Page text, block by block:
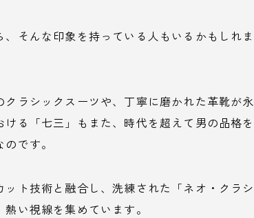
そんな印象を持っている人もいるかもしれま
ラシックスーツや、丁寧に磨かれた革靴が永
る「七三」もまた、時代を超えて男の品格を
です。
ト技術と融合し、洗練された「ネオ・クラシ
い視線を集めています。